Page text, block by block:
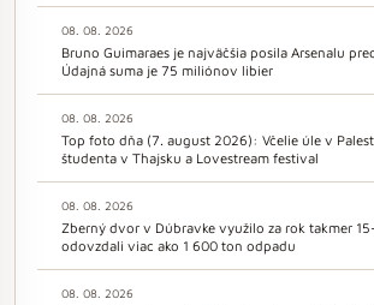
08. 08. 2026
Bruno Guimaraes je najväčšia posila Arsenalu
Údajná suma je 75 miliónov libier
08. 08. 2026
Top foto dňa (7. august 2026): Včelie úle v
študenta v Thajsku a Lovestream festival
08. 08. 2026
Zberný dvor v Dúbravke využilo za rok takmer
odovzdali viac ako 1 600 ton odpadu
08. 08. 2026